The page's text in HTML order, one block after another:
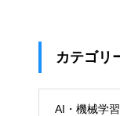
カテゴリ
AI・機械学習